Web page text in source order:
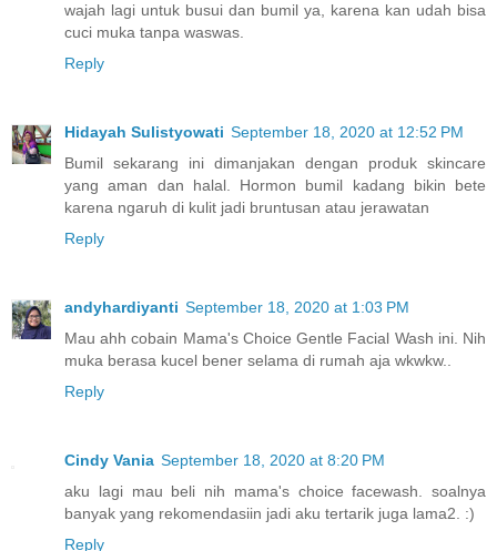
wajah lagi untuk busui dan bumil ya, karena kan udah bisa
cuci muka tanpa waswas.
Reply
Hidayah Sulistyowati September 18, 2020 at 12:52 PM
Bumil sekarang ini dimanjakan dengan produk skincare
yang aman dan halal. Hormon bumil kadang bikin bete
karena ngaruh di kulit jadi bruntusan atau jerawatan
Reply
andyhardiyanti September 18, 2020 at 1:03 PM
Mau ahh cobain Mama's Choice Gentle Facial Wash ini. Nih
muka berasa kucel bener selama di rumah aja wkwkw..
Reply
Cindy Vania September 18, 2020 at 8:20 PM
aku lagi mau beli nih mama's choice facewash. soalnya
banyak yang rekomendasiin jadi aku tertarik juga lama2. :)
Reply